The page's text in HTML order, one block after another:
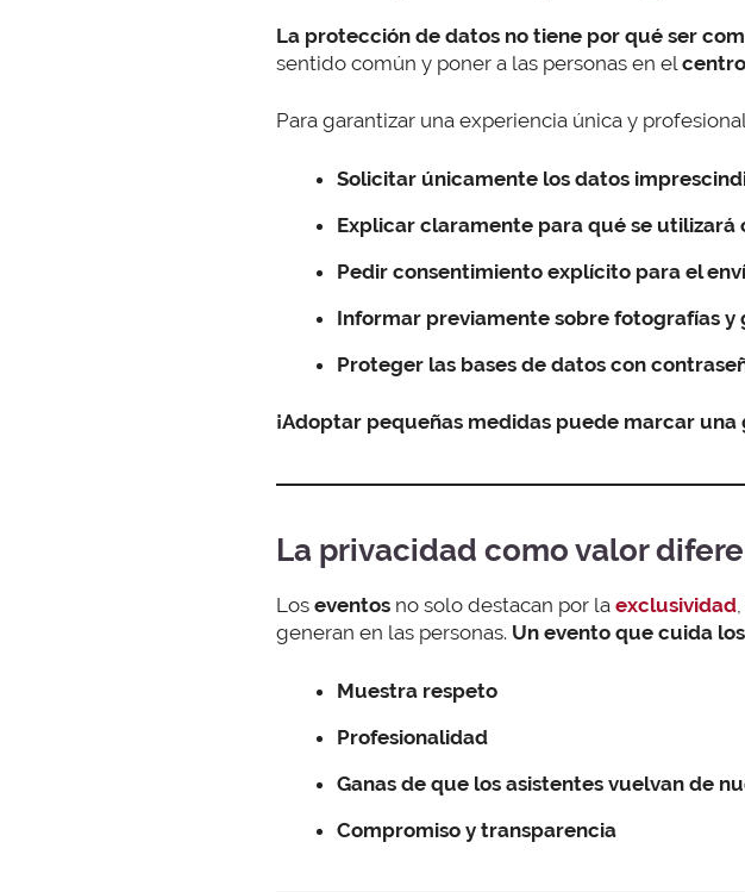
La protección de datos no tiene por qué ser
sentido común y poner a las personas en el
Para garantizar una experiencia única y
Solicitar únicamente los datos
Explicar claramente para qué se utilizará
Pedir consentimiento explícito para el
Informar previamente sobre fotografías y
Proteger las bases de datos con
¡Adoptar pequeñas medidas puede marcar
La privacidad como valor
Los eventos no solo destacan por la exclusividad
generan en las personas. Un evento que cuida
Muestra respeto
Profesionalidad
Ganas de que los asistentes vuelvan de
Compromiso y transparencia